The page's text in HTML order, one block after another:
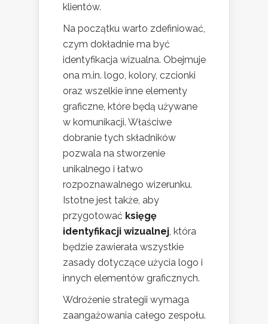
klientów.
Na początku warto zdefiniować,
czym dokładnie ma być
identyfikacja wizualna. Obejmuje
ona m.in. logo, kolory, czcionki
oraz wszelkie inne elementy
graficzne, które będą używane
w komunikacji. Właściwe
dobranie tych składników
pozwala na stworzenie
unikalnego i łatwo
rozpoznawalnego wizerunku.
Istotne jest także, aby
przygotować księgę
identyfikacji wizualnej , która
będzie zawierała wszystkie
zasady dotyczące użycia logo i
innych elementów graficznych.
Wdrożenie strategii wymaga
zaangażowania całego zespołu.